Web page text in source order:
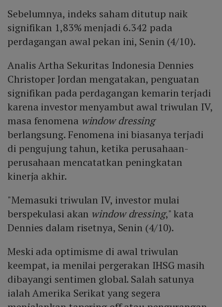
Sebelumnya, indeks saham ditutup naik
signifikan 1,83% menjadi 6.342 pada
perdagangan awal pekan ini, Senin (4/10).
Analis Artha Sekuritas Indonesia Dennies
Christoper Jordan mengatakan, penguatan
signifikan pada perdagangan kemarin terjadi
karena investor menyambut awal triwulan IV,
masa fenomena window dressing
berlangsung. Fenomena ini biasanya terjadi
di pengujung tahun, ketika perusahaan-
perusahaan mencatatkan peningkatan
kinerja akhir.
"Memasuki triwulan IV, investor mulai
berspekulasi akan window dressing," kata
Dennies dalam risetnya, Senin (4/10).
Meski ada optimisme di awal triwulan
keempat, ia menilai pergerakan IHSG masih
dibayangi sentimen global. Salah satunya
ialah Amerika Serikat yang segera